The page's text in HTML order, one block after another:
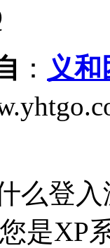
： 义
么登
是XP